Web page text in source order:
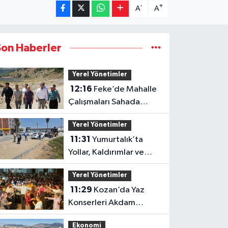
A- A+
Haberler
Yerel Yönetimler
12:16
Çalışmaları Sahada
İncelendi
Yerel Yönetimler
11:31
Yollar, Kaldırımlar ve
Merdivenler Yenileniyor
Yerel Yönetimler
11:29
Konserleri Akdam
Mahallesi’nde Şenliğe
Ekonomi